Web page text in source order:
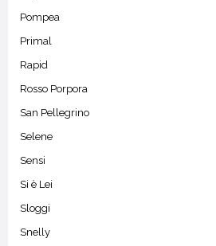
Pompea
Primal
Rapid
Rosso Porpora
San Pellegrino
Selene
Sensi
Si è Lei
Sloggi
Snelly